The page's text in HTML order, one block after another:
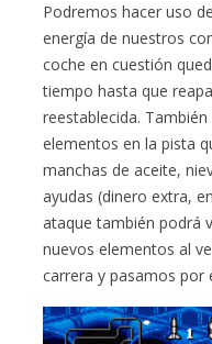
Podremos hacer uso
energía de nuestros
coche en cuestión
tiempo hasta que
reestablecida.
elementos en la pista
manchas de aceite,
ayudas (dinero extra,
ataque también podrá
nuevos elementos al
carrera y pasamos por